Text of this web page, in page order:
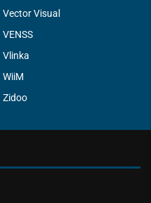
Vector Visual
VENSS
Vlinka
WiiM
Zidoo